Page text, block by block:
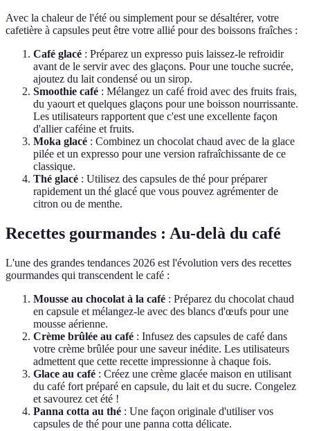
Avec la chaleur de l'été ou simplement pour se désaltérer, votre
cafetière à capsules peut être votre allié pour des boissons fraîches :
Café glacé : Préparez un expresso puis laissez-le refroidir
avant de le servir avec des glaçons. Pour une touche sucrée,
ajoutez du lait condensé ou un sirop.
Smoothie café : Mélangez un café froid avec des fruits frais,
du yaourt et quelques glaçons pour une boisson nourrissante.
Les utilisateurs rapportent que c'est une excellente façon
d'allier caféine et fruits.
Moka glacé : Combinez un chocolat chaud avec de la glace
pilée et un expresso pour une version rafraîchissante de ce
classique.
Thé glacé : Utilisez des capsules de thé pour préparer
rapidement un thé glacé que vous pouvez agrémenter de
citron ou de menthe.
Recettes gourmandes : Au-delà du café
L'une des grandes tendances 2026 est l'évolution vers des recettes
gourmandes qui transcendent le café :
Mousse au chocolat à la café : Préparez du chocolat chaud
en capsule et mélangez-le avec des blancs d'œufs pour une
mousse aérienne.
Crème brûlée au café : Infusez des capsules de café dans
votre crème brûlée pour une saveur inédite. Les utilisateurs
admettent que cette recette impressionne à chaque fois.
Glace au café : Créez une crème glacée maison en utilisant
du café fort préparé en capsule, du lait et du sucre. Congelez
et savourez cet été !
Panna cotta au thé : Une façon originale d'utiliser vos
capsules de thé pour une panna cotta délicate.